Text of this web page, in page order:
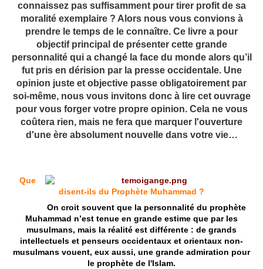
connaissez pas suffisamment pour tirer profit de sa
moralité exemplaire ? Alors nous vous convions à
prendre le temps de le connaître. Ce livre a pour
objectif principal de présenter cette grande
personnalité qui a changé la face du monde alors qu’il
fut pris en dérision par la presse occidentale. Une
opinion juste et objective passe obligatoirement par
soi-même, nous vous invitons donc à lire cet ouvrage
pour vous forger votre propre opinion. Cela ne vous
coûtera rien, mais ne fera que marquer l'ouverture
d'une ère absolument nouvelle dans votre vie…
Que
disent-ils du Prophète Muhammad ?
On croit souvent que la personnalité du prophète
Muhammad n’est tenue en grande estime que par les
musulmans, mais la réalité est différente : de grands
intellectuels et penseurs occidentaux et orientaux non-
musulmans vouent, eux aussi, une grande admiration pour
le prophète de l'Islam.